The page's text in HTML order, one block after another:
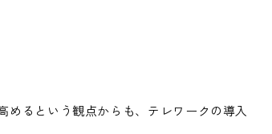
るという観点からも、テレワークの導入